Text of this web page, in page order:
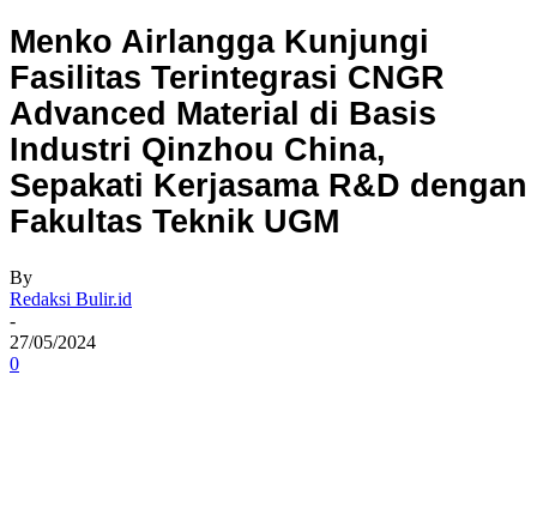
Menko Airlangga Kunjungi
Fasilitas Terintegrasi CNGR
Advanced Material di Basis
Industri Qinzhou China,
Sepakati Kerjasama R&D dengan
Fakultas Teknik UGM
By
Redaksi Bulir.id
-
27/05/2024
0